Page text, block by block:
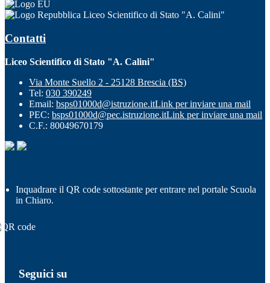
Liceo Scientifico di Stato "A. Calini"
Contatti
Liceo Scientifico di Stato "A. Calini"
Via Monte Suello 2 - 25128 Brescia (BS)
Tel: 030 390249
Email: bsps01000d@istruzione.itLink per inviare una mail
PEC: bsps01000d@pec.istruzione.itLink per inviare una mail
C.F.: 80049670179
Inquadrare il QR code sottostante per entrare nel portale Scuola
in Chiaro.
Seguici su